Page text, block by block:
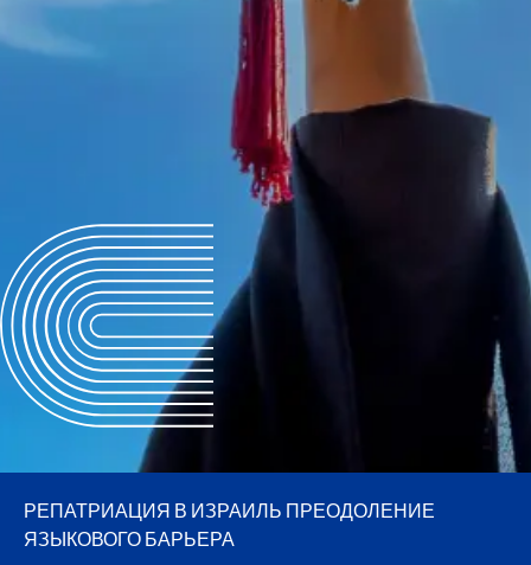
РЕПАТРИАЦИЯ В ИЗРАИЛЬ ПРЕОДОЛЕНИЕ
ЯЗЫКОВОГО БАРЬЕРА